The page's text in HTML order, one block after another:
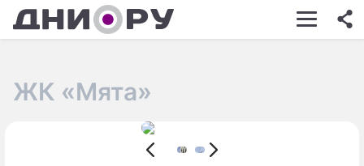
ШОУ-БИЗНЕС
ЖК «Мята»